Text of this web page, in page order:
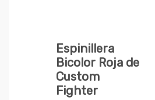
Espinillera
Bicolor Roja de
Custom
Fighter